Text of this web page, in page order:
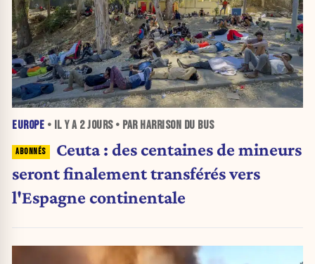
EUROPE • IL Y A 2 JOURS• PAR HARRISON DU BUS
Ceuta : des centaines de mineurs
seront finalement transférés vers
l'Espagne continentale